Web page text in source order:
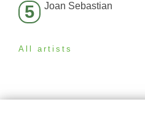
5 Joan Sebastian
All artists